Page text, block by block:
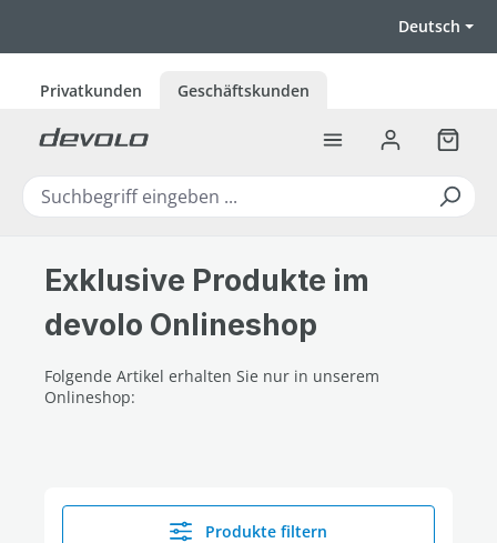
Deutsch
Privatkunden Geschäftskunden
Exklusive Produkte im
devolo Onlineshop
Folgende Artikel erhalten Sie nur in unserem
Onlineshop:
Produkte filtern